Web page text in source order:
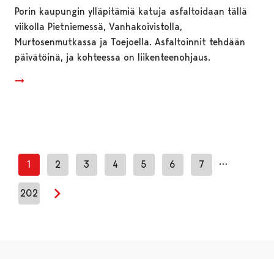
Porin kaupungin ylläpitämiä katuja asfaltoidaan tällä
viikolla Pietniemessä, Vanhakoivistolla,
Murtosenmutkassa ja Toejoella. Asfaltoinnit tehdään
päivätöinä, ja kohteessa on liikenteenohjaus.
1 2 3 4 5 6 7 …
202